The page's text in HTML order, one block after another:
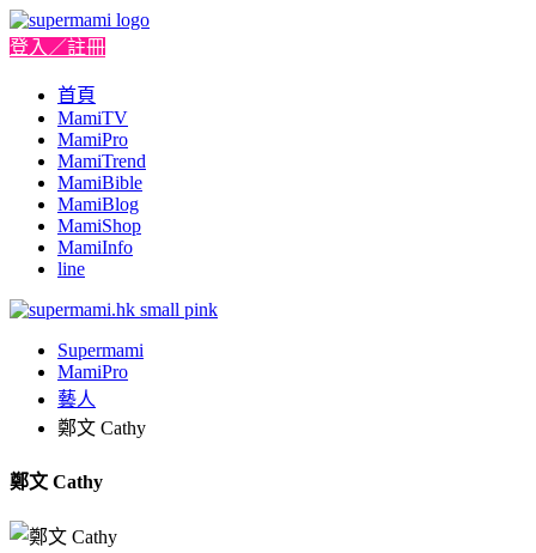
登入／註冊
首頁
MamiTV
MamiPro
MamiTrend
MamiBible
MamiBlog
MamiShop
MamiInfo
line
Supermami
MamiPro
藝人
鄭文 Cathy
鄭文 Cathy